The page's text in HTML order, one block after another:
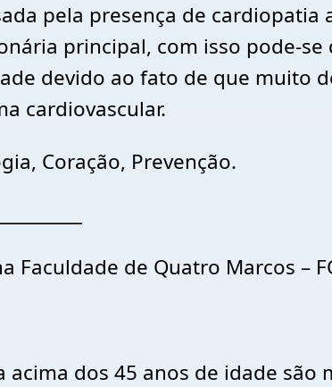
pela presença de
principal, com isso pode-
devido ao fato de que muito
cardiovascular.
Coração, Prevenção.
Faculdade de Quatro Marcos –
acima dos 45 anos de idade